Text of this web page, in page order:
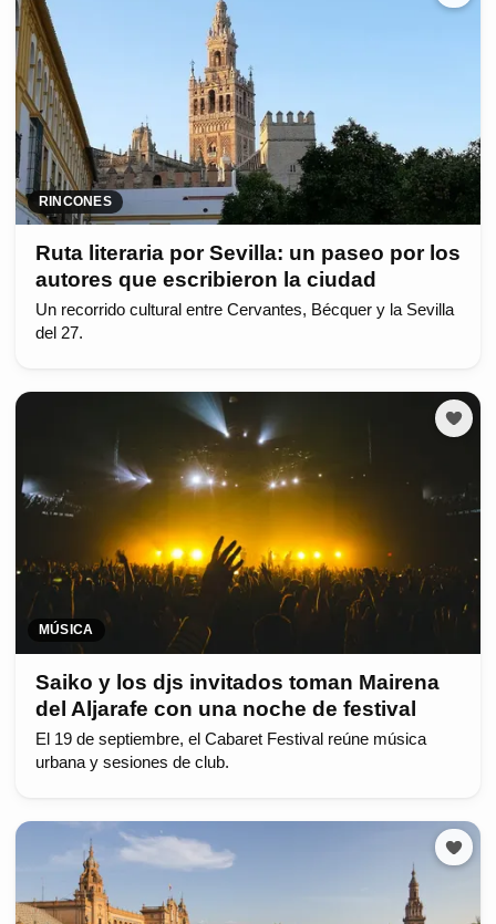
RINCONES
Ruta literaria por Sevilla: un paseo por los
autores que escribieron la ciudad
Un recorrido cultural entre Cervantes, Bécquer y la Sevilla
del 27.
MÚSICA
Saiko y los djs invitados toman Mairena
del Aljarafe con una noche de festival
El 19 de septiembre, el Cabaret Festival reúne música
urbana y sesiones de club.